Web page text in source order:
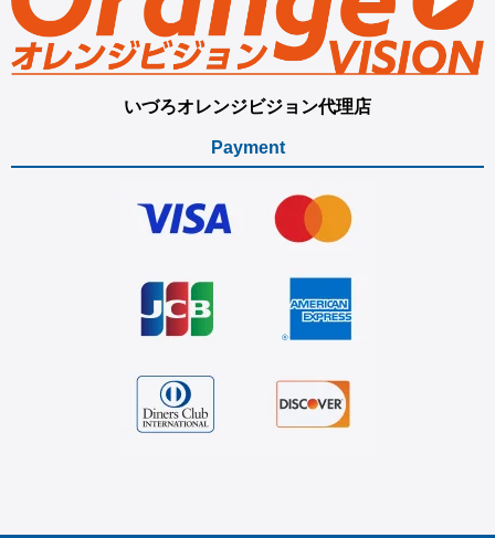
いづろオレンジビジョン代理店
Payment